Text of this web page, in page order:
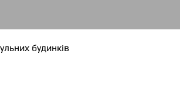
будинків